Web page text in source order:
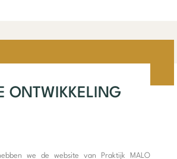
ONTWIKKELING
we de website van Praktijk MALO